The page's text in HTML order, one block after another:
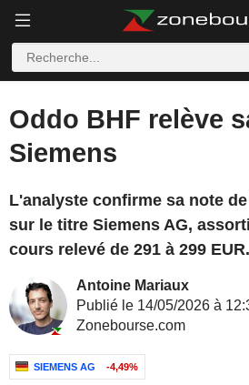
Oddo BHF relève
Siemens
L'analyste confirme sa note
sur le titre Siemens AG,
cours relevé de 291 à 299 EUR.
Antoine Mariaux
Publié le 14/05/2026 à
Zonebourse.com
SIEMENS AG -4,49%